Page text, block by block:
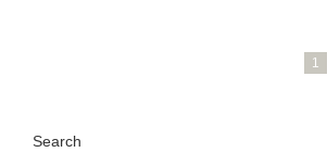
1
Search